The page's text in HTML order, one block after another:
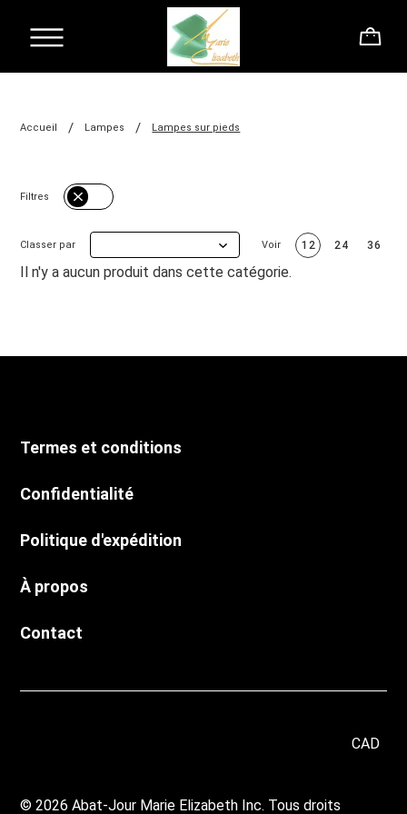
Accueil / Lampes / Lampes sur pieds
Filtres
Classer par Voir 12 24 36
Il n'y a aucun produit dans cette catégorie.
Termes et conditions
Confidentialité
Politique d'expédition
À propos
Contact
CAD
© 2026 Abat-Jour Marie Elizabeth Inc. Tous droits